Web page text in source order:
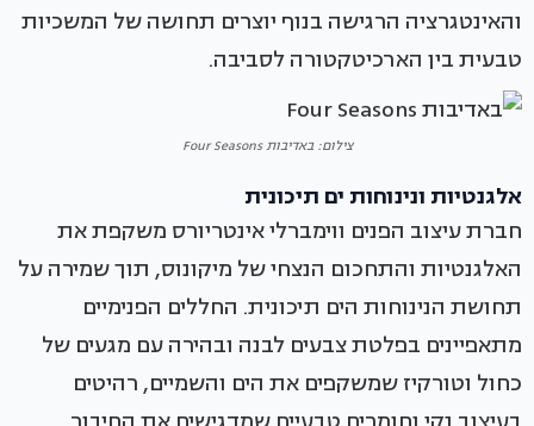
והאינטגרציה הרגישה בנוף יוצרים תחושה של המשכיות
טבעית בין הארכיטקטורה לסביבה.
צילום: באדיבות Four Seasons
אלגנטיות ונינוחות ים תיכונית
חברת עיצוב הפנים ווימברלי אינטריורס משקפת את
האלגנטיות והתחכום הנצחי של מיקונוס, תוך שמירה על
תחושת הנינוחות הים תיכונית. החללים הפנימיים
מתאפיינים בפלטת צבעים לבנה ובהירה עם מגעים של
כחול וטורקיז שמשקפים את הים והשמיים, רהיטים